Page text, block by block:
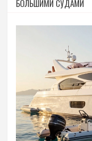
БОЛЬШИМИ СУДАМИ